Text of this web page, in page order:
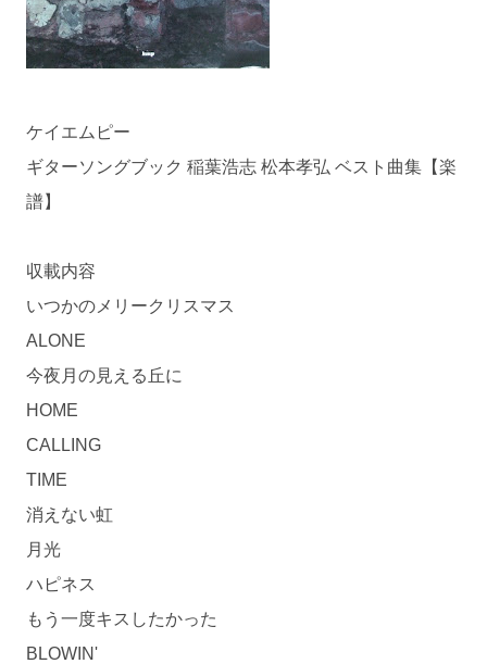
ケイエムピー
ギターソングブック 稲葉浩志 松本孝弘 ベスト曲集【楽
譜】
収載内容
いつかのメリークリスマス
ALONE
今夜月の見える丘に
HOME
CALLING
TIME
消えない虹
月光
ハピネス
もう一度キスしたかった
BLOWIN'